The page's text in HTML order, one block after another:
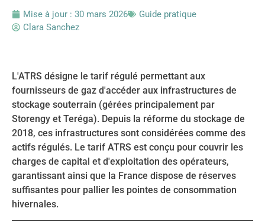
Mise à jour : 30 mars 2026
Guide pratique
Clara Sanchez
L'ATRS désigne le tarif régulé permettant aux
fournisseurs de gaz d'accéder aux infrastructures de
stockage souterrain (gérées principalement par
Storengy et Teréga). Depuis la réforme du stockage de
2018, ces infrastructures sont considérées comme des
actifs régulés. Le tarif ATRS est conçu pour couvrir les
charges de capital et d'exploitation des opérateurs,
garantissant ainsi que la France dispose de réserves
suffisantes pour pallier les pointes de consommation
hivernales.